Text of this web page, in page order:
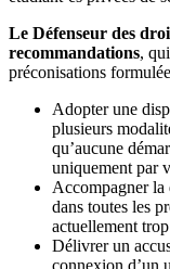
Le Défenseur des
recommandations,
préconisations
Adopter une
plusieurs
qu’aucune
uniquement par
Accompagner la
dans toutes les
actuellement
Délivrer un
connexion d’un